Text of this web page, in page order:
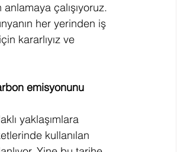
çalışıyoruz.
her yerinden iş
kararlıyız ve
emisyonunu
yaklaşımlara
kullanılan